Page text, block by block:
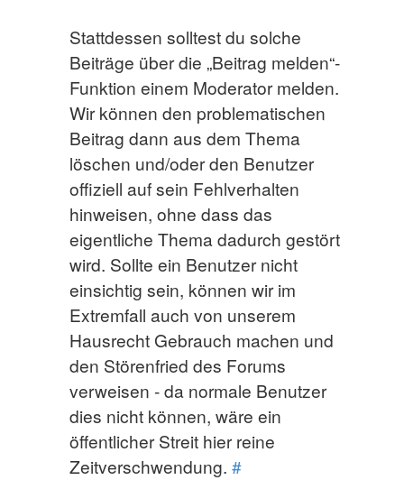
Stattdessen solltest du solche
Beiträge über die „Beitrag melden“-
Funktion einem Moderator melden.
Wir können den problematischen
Beitrag dann aus dem Thema
löschen und/oder den Benutzer
offiziell auf sein Fehlverhalten
hinweisen, ohne dass das
eigentliche Thema dadurch gestört
wird. Sollte ein Benutzer nicht
einsichtig sein, können wir im
Extremfall auch von unserem
Hausrecht Gebrauch machen und
den Störenfried des Forums
verweisen - da normale Benutzer
dies nicht können, wäre ein
öffentlicher Streit hier reine
Zeitverschwendung. #